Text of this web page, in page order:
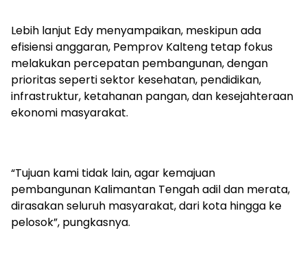
Lebih lanjut Edy menyampaikan, meskipun ada
efisiensi anggaran, Pemprov Kalteng tetap fokus
melakukan percepatan pembangunan, dengan
prioritas seperti sektor kesehatan, pendidikan,
infrastruktur, ketahanan pangan, dan kesejahteraan
ekonomi masyarakat.
“Tujuan kami tidak lain, agar kemajuan
pembangunan Kalimantan Tengah adil dan merata,
dirasakan seluruh masyarakat, dari kota hingga ke
pelosok”, pungkasnya.